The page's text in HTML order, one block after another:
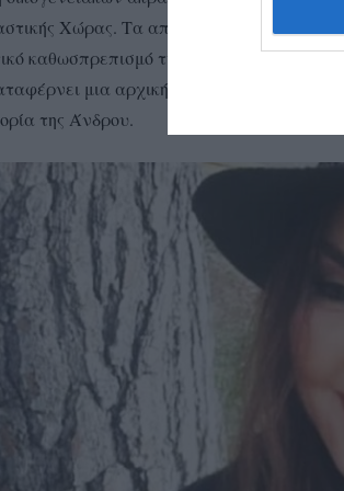
Χώρας. Τα απόκρυφα ερωτικά
καθωσπρεπισμό της κοινωνίας του
μια αρχική ιστορία που
της Άνδρου.